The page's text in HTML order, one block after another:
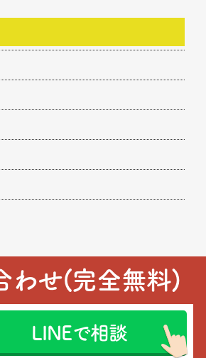
わせ(完全無料)
LINEで相談